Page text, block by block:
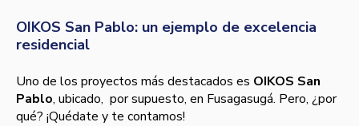
OIKOS San Pablo: un ejemplo de excelencia
residencial
Uno de los proyectos más destacados es OIKOS San
Pablo, ubicado, por supuesto, en Fusagasugá. Pero, ¿por
qué? ¡Quédate y te contamos!